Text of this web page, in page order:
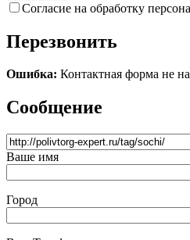
Согласие на обработку
Перезвонить
Ошибка: Контактная форма не
Сообщение
Ваше имя
Город